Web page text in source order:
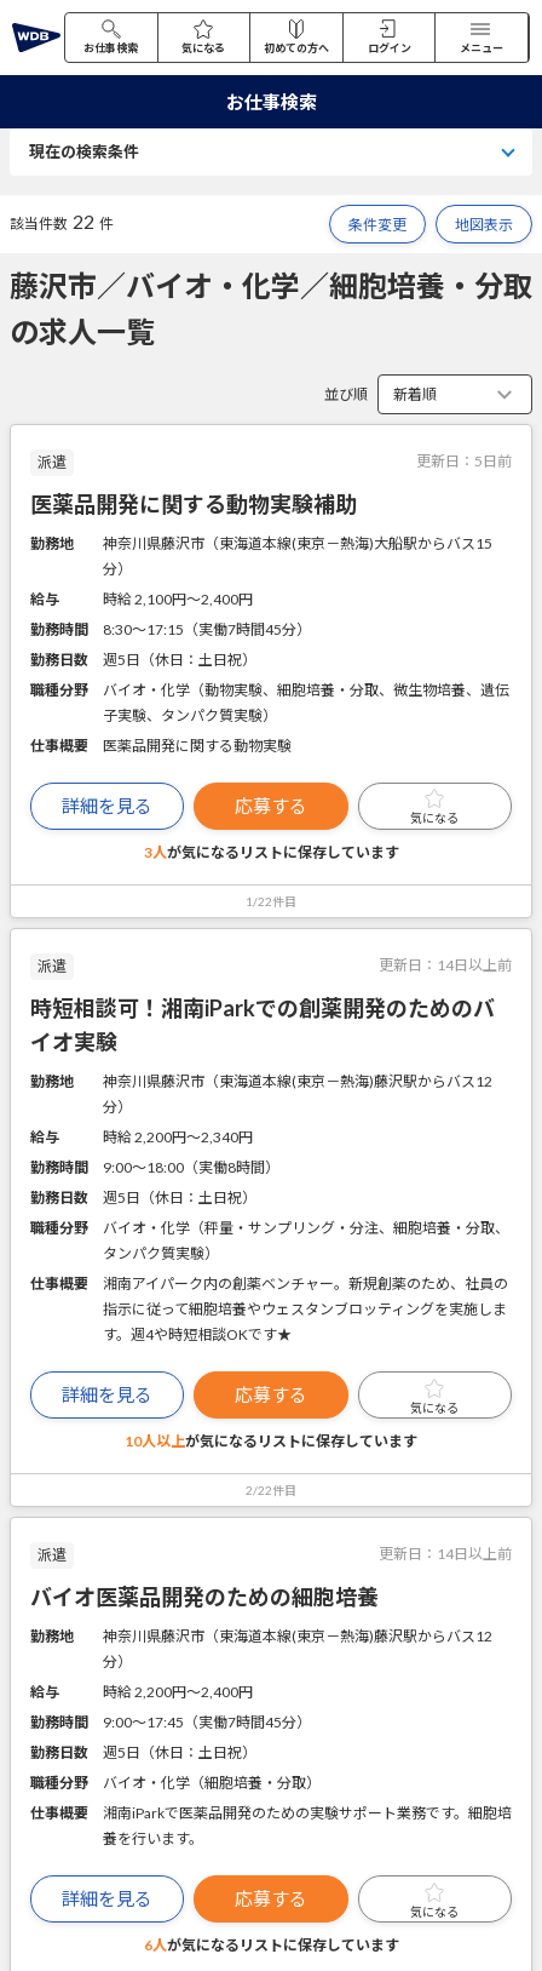
お仕事検索 気になる 初めての方へ ログイン メニュー
お仕事検索
現在の検索条件
該当件数 22 件 条件変更 地図表示
藤沢市／バイオ・化学／細胞培養・分取
の求人一覧
並び順
派遣 更新日： 5日前
医薬品開発に関する動物実験補助
勤務地
神奈川県藤沢市（東海道本線(東京－熱海)大船駅からバス15
分）
給与
時給 2,100円〜2,400円
勤務時間
8:30～17:15（実働7時間45分）
勤務日数
週5日（休日：土日祝）
職種分野
バイオ・化学（動物実験、細胞培養・分取、微生物培養、遺伝
子実験、タンパク質実験）
仕事概要
医薬品開発に関する動物実験
詳細を見る 応募する
気になる
3人が気になるリストに保存しています
1/22件目
派遣 更新日： 14日以上前
時短相談可！湘南iParkでの創薬開発のためのバ
イオ実験
勤務地
神奈川県藤沢市（東海道本線(東京－熱海)藤沢駅からバス12
分）
給与
時給 2,200円〜2,340円
勤務時間
9:00～18:00（実働8時間）
勤務日数
週5日（休日：土日祝）
職種分野
バイオ・化学（秤量・サンプリング・分注、細胞培養・分取、
タンパク質実験）
仕事概要
湘南アイパーク内の創薬ベンチャー。新規創薬のため、社員の
指示に従って細胞培養やウェスタンブロッティングを実施しま
す。週4や時短相談OKです★
詳細を見る 応募する
気になる
10人以上が気になるリストに保存しています
2/22件目
派遣 更新日： 14日以上前
バイオ医薬品開発のための細胞培養
勤務地
神奈川県藤沢市（東海道本線(東京－熱海)藤沢駅からバス12
分）
給与
時給 2,200円〜2,400円
勤務時間
9:00～17:45（実働7時間45分）
勤務日数
週5日（休日：土日祝）
職種分野
バイオ・化学（細胞培養・分取）
仕事概要
湘南iParkで医薬品開発のための実験サポート業務です。細胞培
養を行います。
詳細を見る 応募する
気になる
6人が気になるリストに保存しています